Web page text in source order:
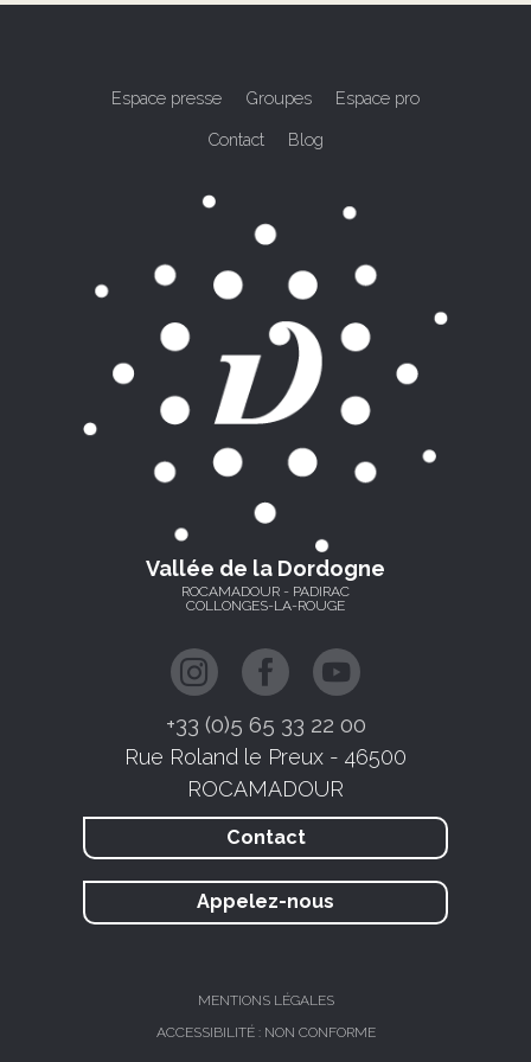
Espace presse Groupes Espace pro
Contact Blog
Vallée de la Dordogne
ROCAMADOUR - PADIRAC
COLLONGES-LA-ROUGE
+33 (0)5 65 33 22 00
Rue Roland le Preux - 46500
ROCAMADOUR
Contact
Appelez-nous
MENTIONS LÉGALES
ACCESSIBILITÉ : NON CONFORME